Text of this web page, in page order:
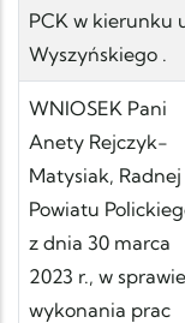
PCK w kierunku
Wyszyńskiego .
WNIOSEK Pani
Anety Rejczyk-
Matysiak, Radnej
Powiatu
z dnia 30 marca
2023 r., w sprawie
wykonania prac